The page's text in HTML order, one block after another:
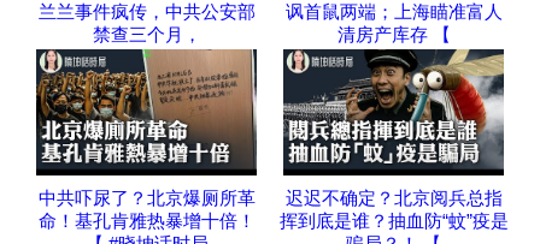
兰兰事件疯传，中共公安部
禁查三个月，
讽首鼠两端；上海瞄准富人
清房产库存 【
中共吓尿了？北京爆厕所革
命！基孔肯雅热暴增十倍！
迟迟不确定？北京阅兵总指
挥到底是谁？抽血防“蚊”疫是